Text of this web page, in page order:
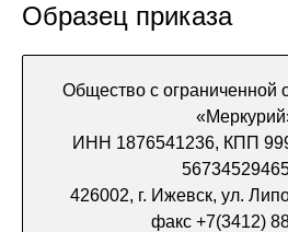
Образец приказа
Общество с ограниченной
ИНН 1876541236, КПП
426002, г. Ижевск, ул.
факс +7(3412)